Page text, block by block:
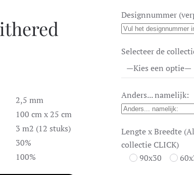
2,5 mm
100 cm x 25 cm
3 m2 (12 stuks)
30%
100%
Designnummer
Selecteer de
Anders... namelijk:
Lengte x Breedte
collectie CLICK)
90x30